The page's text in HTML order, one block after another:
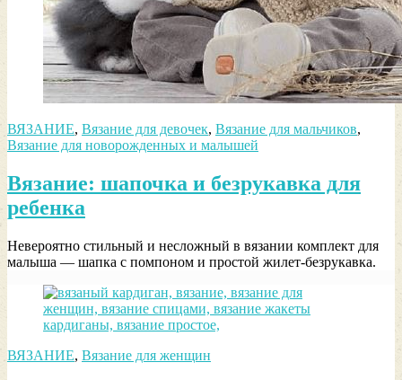
ВЯЗАНИЕ, Вязание для девочек, Вязание для мальчиков,
Вязание для новорожденных и малышей
Вязание: шапочка и безрукавка для
ребенка
Невероятно стильный и несложный в вязании комплект для
малыша — шапка с помпоном и простой жилет-безрукавка.
ВЯЗАНИЕ, Вязание для женщин